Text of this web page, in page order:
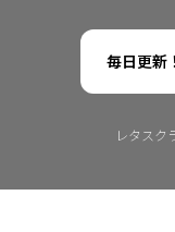
毎日更新
レタスク